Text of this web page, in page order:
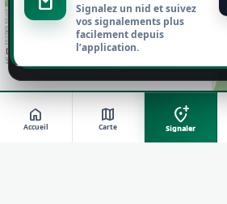
home
Accueil
map
Carte
add_location_alt
Signaler
Signalez un nid et suivez
vos signalements plus
facilement depuis
l’application.
Tout refuser